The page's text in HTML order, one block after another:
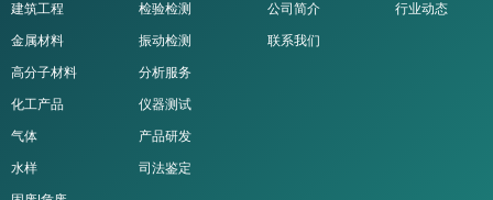
建筑工程
金属材料
高分子材料
化工产品
气体
水样
检验检测
振动检测
分析服务
仪器测试
产品研发
司法鉴定
公司简介
联系我们
行业动态